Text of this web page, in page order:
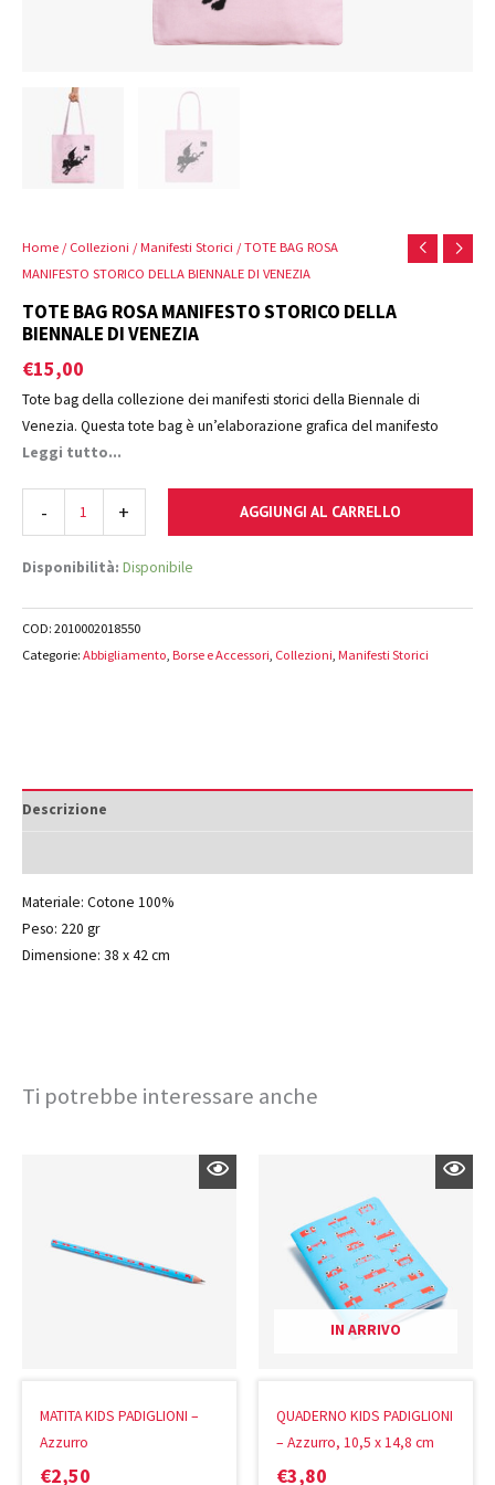
Home / Collezioni / Manifesti Storici / TOTE BAG ROSA
MANIFESTO STORICO DELLA BIENNALE DI VENEZIA
TOTE BAG ROSA MANIFESTO STORICO DELLA
BIENNALE DI VENEZIA
€15,00
Tote bag della collezione dei manifesti storici della Biennale di
Venezia. Questa tote bag è un’elaborazione grafica del manifesto
realizzato da Milton Glaser, Francesco Messina, Ferruccio Montanari per
Oggetto Banale” del 1980. La tote bag ha il logo dell’Archivio Storico
delle Arti Contemporanee della Biennale di Venezia.
Leggi tutto...
Disponibilità: Disponibile
- + AGGIUNGI AL CARRELLO
COD: 2010002018550
Categorie: Abbigliamento Borse e Accessori Collezioni Manifesti Storici
Descrizione
Materiale: Cotone 100%
Peso: 220 gr
Dimensione: 38 x 42 cm
Ti potrebbe interessare anche
MATITA KIDS PADIGLIONI –
Azzurro
€2,50
IN ARRIVO
QUADERNO KIDS PADIGLIONI
– Azzurro, 10,5 x 14,8 cm
€3,80